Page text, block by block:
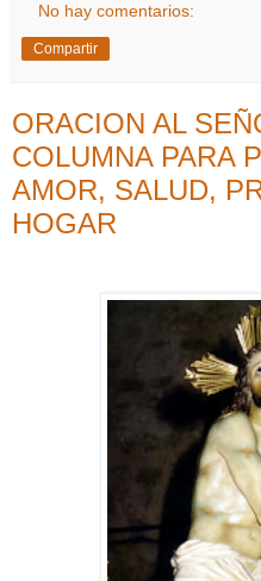
No hay comentarios:
Compartir
ORACION AL
COLUMNA PARA
AMOR, SALUD,
HOGAR